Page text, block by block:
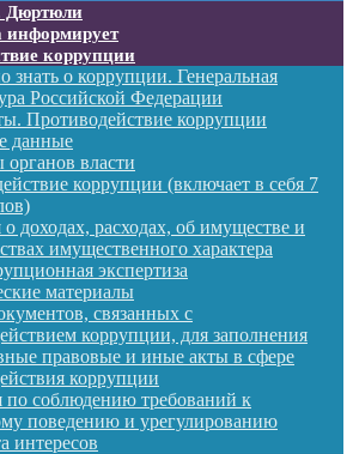
Дюртюли
информирует
коррупции
знать о коррупции. Генеральная
Российской Федерации
Противодействие коррупции
данные
власти
коррупции (включает в себя 7
доходах, расходах, об имуществе и
имущественного характера
экспертиза
материалы
связанных с
коррупции, для заполнения
правовые и иные акты в сфере
коррупции
по соблюдению требований к
поведению и урегулированию
интересов